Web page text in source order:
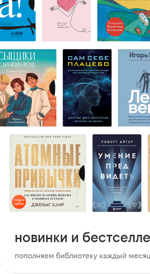
новинки и
пополняем библиотеку каждый